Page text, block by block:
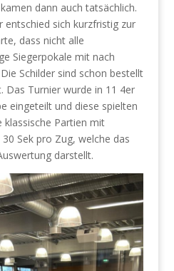
dann auch tatsächlich.
entschied sich kurzfristig zur
dass nicht alle
Siegerpokale mit nach
Schilder sind schon bestellt
Das Turnier wurde in 11 4er
eingeteilt und diese spielten
Partien mit
Sek pro Zug, welche das
darstellt.